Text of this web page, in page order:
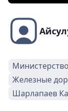
Железные
Шарлапаев